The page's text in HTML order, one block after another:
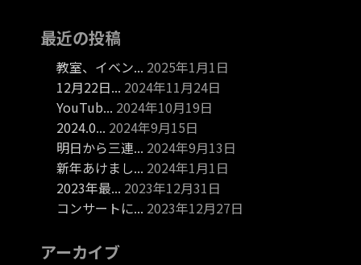
最近の投稿
教室、イベン... 2025年1月1日
12月22日... 2024年11月24日
YouTub... 2024年10月19日
2024.0... 2024年9月15日
明日から三連... 2024年9月13日
新年あけまし... 2024年1月1日
2023年最... 2023年12月31日
コンサートに... 2023年12月27日
アーカイブ